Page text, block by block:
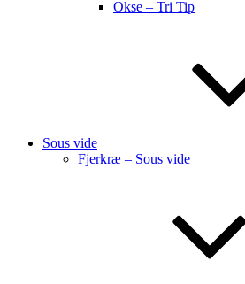
Okse – Tri Tip
Sous vide
Fjerkræ – Sous vide